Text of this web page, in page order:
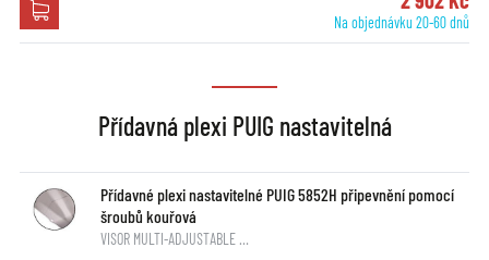
Na objednávku 20-60 dnů
Přídavná plexi PUIG nastavitelná
Přídavné plexi nastavitelné PUIG 5852H připevnění pomocí
šroubů kouřová
VISOR MULTI-ADJUSTABLE …